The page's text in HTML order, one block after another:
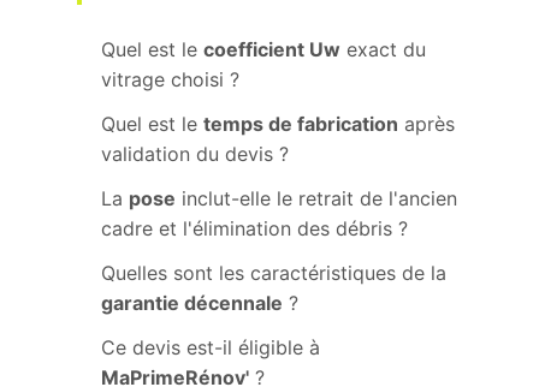
Quel est le coefficient Uw exact du
vitrage choisi ?
Quel est le temps de fabrication après
validation du devis ?
La pose inclut-elle le retrait de l'ancien
cadre et l'élimination des débris ?
Quelles sont les caractéristiques de la
garantie décennale ?
Ce devis est-il éligible à
MaPrimeRénov' ?